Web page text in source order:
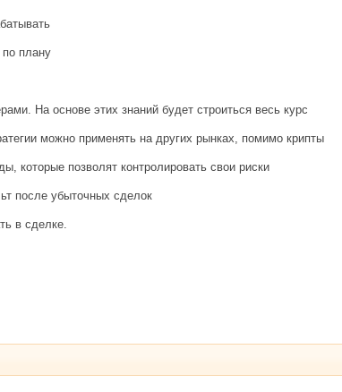
по плану
На основе этих знаний будет строиться весь курс
можно применять на других рынках, помимо крипты
которые позволят контролировать свои риски
после убыточных сделок
в сделке.